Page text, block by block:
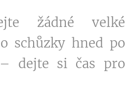
žádné velké
schůzky hned po
dejte si čas pro